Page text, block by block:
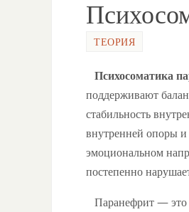
ТЕОРИЯ
Психосоматика
поддерживают
стабильность
внутренней опоры и
эмоциональном
постепенно
Паранефрит — это